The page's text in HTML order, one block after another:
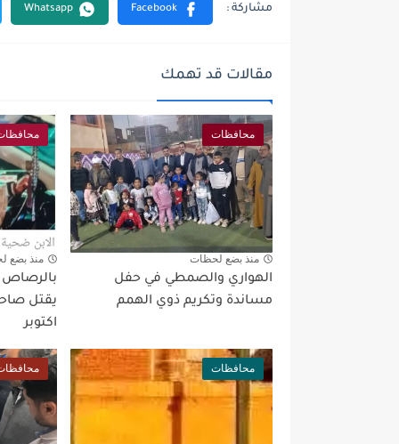
مقالات قد تهمك
محافظات
منذ بضع لحظات
الهواري والصمطي في حفل
مساندة وتكريم ذوي الهمم
منذ بضع
بالرصاص
يقتل
اكتوبر
محافظات